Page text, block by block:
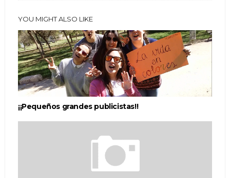
YOU MIGHT ALSO LIKE
¡¡Pequeños grandes publicistas!!